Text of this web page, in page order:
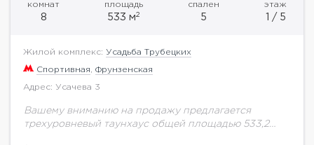
комнат
8
площадь
533 м2
спален
5
этаж
1 / 5
Жилой комплекс: Усадьба Трубецких
Спортивная Фрунзенская
Адрес: Усачева 3
Вашему вниманию на продажу предлагается
трехуровневый таунхаус общей площадью 533,2